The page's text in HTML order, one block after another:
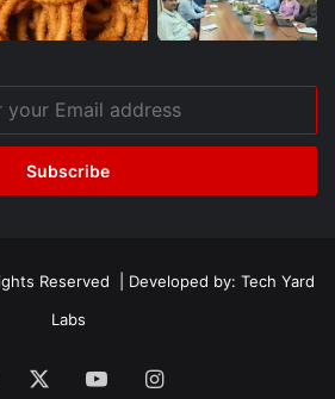
Reserved | Developed by: Tech Yard
Labs
Facebook YouTubeInstagram